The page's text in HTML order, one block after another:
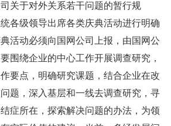
关于对外关系若干问题的暂行规
各级领导出席各类庆典活动进行明确
活动必须向国网公司上报，由国网公
围绕企业的中心工作开展调查研究，
要点，明确研究课题，结合企业在改
题，深入基层和一线去调查研究，寻
症所在，探索解决问题的办法，为领